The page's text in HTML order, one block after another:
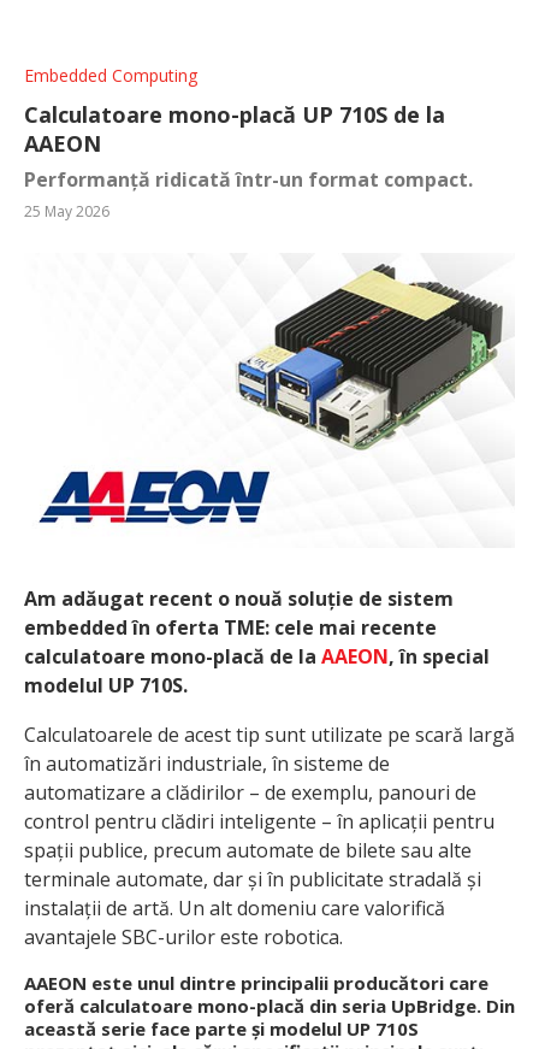
Embedded Computing
Calculatoare mono-placă UP 710S de la
AAEON
Performanță ridicată într-un format compact.
25 May 2026
Am adăugat recent o nouă soluție de sistem
embedded în oferta TME: cele mai recente
calculatoare mono-placă de la AAEON, în special
modelul UP 710S.
Calculatoarele de acest tip sunt utilizate pe scară largă
în automatizări industriale, în sisteme de
automatizare a clădirilor – de exemplu, panouri de
control pentru clădiri inteligente – în aplicații pentru
spații publice, precum automate de bilete sau alte
terminale automate, dar și în publicitate stradală și
instalații de artă. Un alt domeniu care valorifică
avantajele SBC-urilor este robotica.
AAEON este unul dintre principalii producători care
oferă calculatoare mono-placă din seria UpBridge. Din
această serie face parte și modelul UP 710S